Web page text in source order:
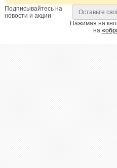
Подписывайтесь на
новости и акции
Нажимая на
на